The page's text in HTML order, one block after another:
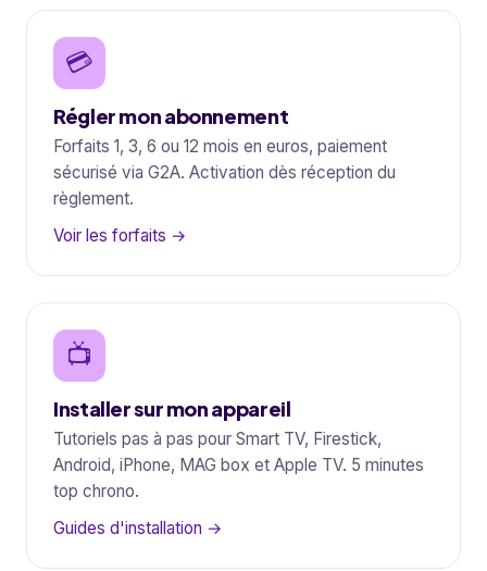
💳
Régler mon abonnement
Forfaits 1, 3, 6 ou 12 mois en euros, paiement
sécurisé via G2A. Activation dès réception du
règlement.
Voir les forfaits →
📺
Installer sur mon appareil
Tutoriels pas à pas pour Smart TV, Firestick,
Android, iPhone, MAG box et Apple TV. 5 minutes
top chrono.
Guides d'installation →